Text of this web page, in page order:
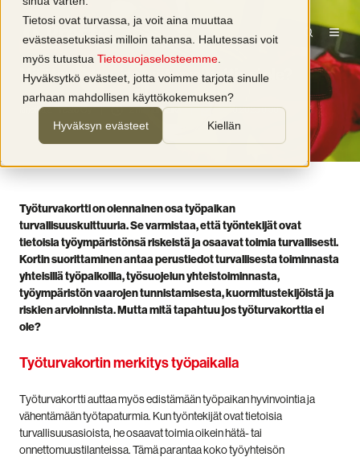
Tietosi ovat turvassa, ja voit aina muuttaa
evästeasetuksiasi milloin tahansa. Halutessasi voit
myös tutustua Tietosuojaselosteemme
Hyväksytkö evästeet, jotta voimme tarjota sinulle
parhaan mahdollisen käyttökokemuksen?
Hyväksyn evästeet Kiellän
Koulutus
Mitä tapahtuu, jos työturvakorttia ei ole?
kirjoittajaPresto Oy 2 min lukuaika 28.10.2025 0:30
Työturvakortti on olennainen osa työpaikan
turvallisuuskulttuuria. Se varmistaa, että työntekijät ovat
tietoisia työympäristönsä riskeistä ja osaavat toimia turvallisesti.
Kortin suorittaminen antaa perustiedot turvallisesta toiminnasta
yhteisillä työpaikoilla, työsuojelun yhteistoiminnasta,
työympäristön vaarojen tunnistamisesta, kuormitustekijöistä ja
riskien arvioinnista. Mutta mitä tapahtuu jos työturvakorttia ei
ole?
Työturvakortin merkitys työpaikalla
Työturvakortti auttaa myös edistämään työpaikan hyvinvointia ja
vähentämään työtapaturmia. Kun työntekijät ovat tietoisia
turvallisuusasioista, he osaavat toimia oikein hätä- tai
onnettomuustilanteissa. Tämä parantaa koko työyhteisön